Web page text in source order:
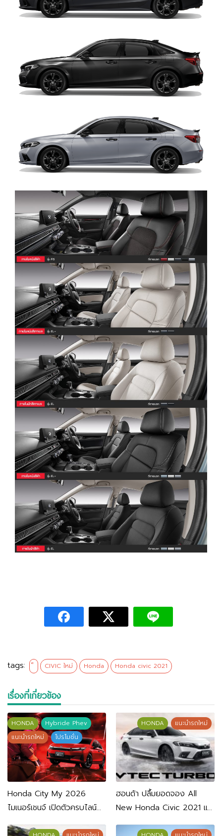
tags: CIVIC ใหม่ Honda Honda civic 2021
เรื่องที่เกี่ยวข้อง
HONDA
Hybride Phev
แนะนำรถใหม่
โปรโมชั่น
Honda City My 2026
ไมเนอร์เชนจ์ เปิดตัวครบไลน์
อัพ ลดราคา 3 หมื่นบาท ชิง
HONDA แนะนำรถใหม่
ฮอนด้า ปลื้มยอดจอง All
New Honda Civic 2021 แค่
1 เดือนทะลุ 3,500 คัน